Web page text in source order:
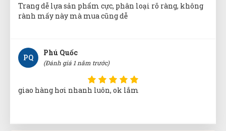
Trang dễ lựa sản phẩm cực, phân loại rõ ràng, không
rành mấy này mà mua cũng dễ
PQ
Phú Quốc
(Đánh giá 1 năm trước)
giao hàng hơi nhanh luôn, ok lắm